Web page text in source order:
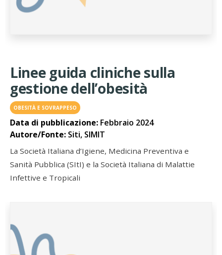
Linee guida cliniche sulla
gestione dell’obesità
OBESITÀ E SOVRAPPESO
Data di pubblicazione: Febbraio 2024
Autore/Fonte: Siti, SIMIT
La Società Italiana d’Igiene, Medicina Preventiva e
Sanità Pubblica (SItI) e la Società Italiana di Malattie
Infettive e Tropicali